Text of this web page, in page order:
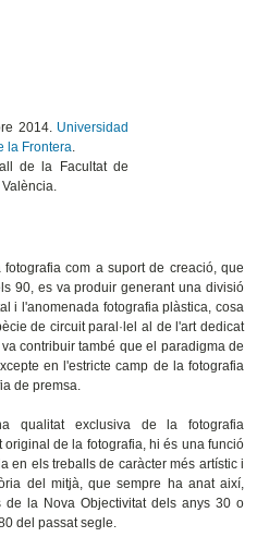
2014. Universidad
la Frontera.
de la Facultat de
com a suport de creació, que
90, es va produir generant una divisió
i l'anomenada fotografia plàstica, cosa
de circuit paral·lel al de l'art dedicat
contribuir també que el paradigma de
en l'estricte camp de la fotografia
de premsa.
qualitat exclusiva de la fotografia
de la fotografia, hi és una funció
en els treballs de caràcter més artístic i
del mitjà, que sempre ha anat així,
de la Nova Objectivitat dels anys 30 o
del passat segle.